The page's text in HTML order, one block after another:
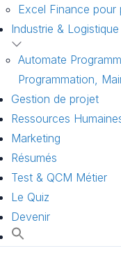
Excel Finance pour
Industrie & Logistique
Automate
Programmation,
Gestion de projet
Ressources
Marketing
Résumés
Test & QCM Métier
Le Quiz
Devenir